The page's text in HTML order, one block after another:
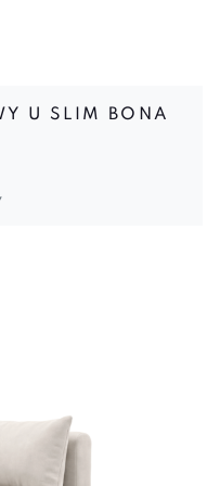
U SLIM BONA